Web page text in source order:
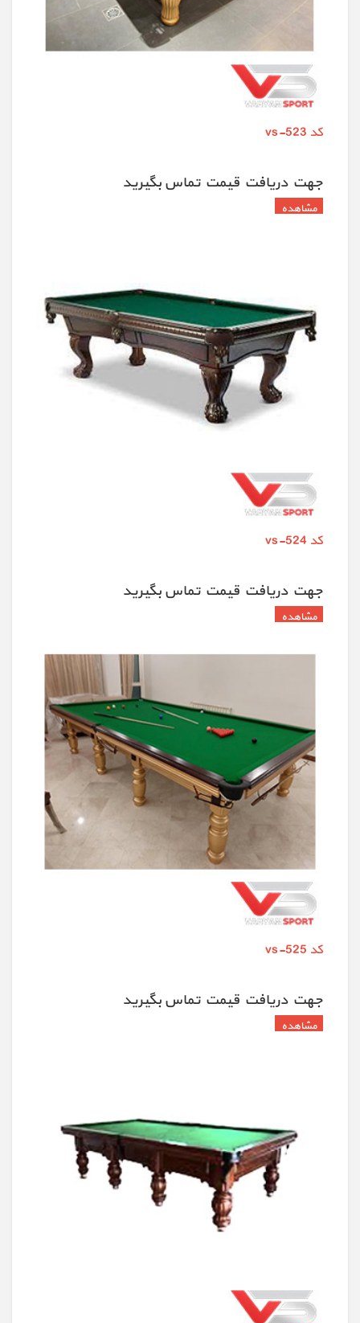
کد vs-523
جهت دريافت قيمت تماس بگيريد
کد vs-524
جهت دريافت قيمت تماس بگيريد
کد vs-525
جهت دريافت قيمت تماس بگيريد